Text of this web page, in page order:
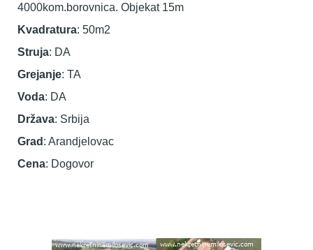
4000kom.borovnica. Objekat 15m
Kvadratura: 50m2
Struja: DA
Grejanje: TA
Voda: DA
Država: Srbija
Grad : Arandjelovac
Cena: Dogovor